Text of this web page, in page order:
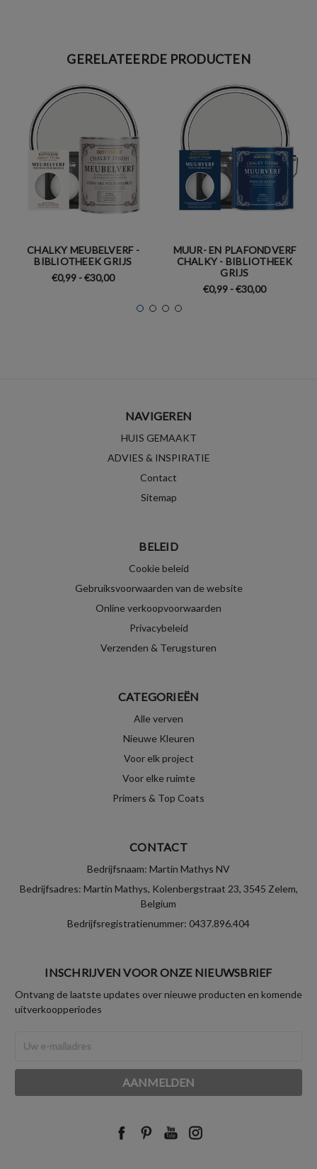
GERELATEERDE PRODUCTEN
CHALKY MEUBELVERF -
BIBLIOTHEEK GRIJS
€0,99 - €30,00
MUUR- EN PLAFONDVERF
CHALKY - BIBLIOTHEEK
GRIJS
€0,99 - €30,00
NAVIGEREN
HUIS GEMAAKT
ADVIES & INSPIRATIE
Contact
Sitemap
BELEID
Cookie beleid
Gebruiksvoorwaarden van de website
Online verkoopvoorwaarden
Privacybeleid
Verzenden & Terugsturen
CATEGORIEËN
Alle verven
Nieuwe Kleuren
Voor elk project
Voor elke ruimte
Primers & Top Coats
CONTACT
Bedrijfsnaam: Martin Mathys NV
Bedrijfsadres: Martin Mathys, Kolenbergstraat 23, 3545 Zelem,
Belgium
Bedrijfsregistratienummer: 0437.896.404
INSCHRIJVEN VOOR ONZE NIEUWSBRIEF
Ontvang de laatste updates over nieuwe producten en komende
uitverkoopperiodes
mailadres